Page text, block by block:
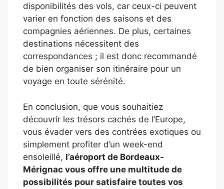
disponibilités des vols, car ceux-ci peuvent
varier en fonction des saisons et des
compagnies aériennes. De plus, certaines
destinations nécessitent des
correspondances ; il est donc recommandé
de bien organiser son itinéraire pour un
voyage en toute sérénité.
En conclusion, que vous souhaitiez
découvrir les trésors cachés de l’Europe,
vous évader vers des contrées exotiques ou
simplement profiter d’un week-end
ensoleillé, l’aéroport de Bordeaux-
Mérignac vous offre une multitude de
possibilités pour satisfaire toutes vos